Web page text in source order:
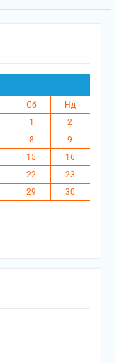
Сб
Нд
1
2
8
9
15
16
22
23
29
30